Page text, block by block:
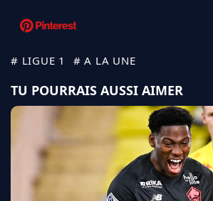
# LIGUE 1 # A LA UNE
TU POURRAIS AUSSI AIMER